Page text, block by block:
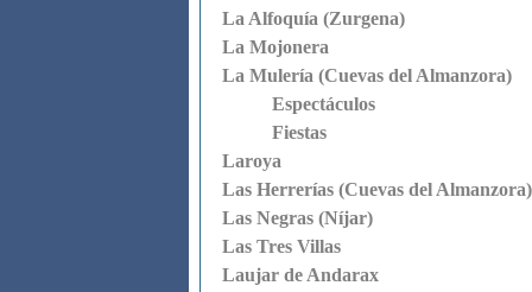
La Alfoquía (Zurgena)
La Mojonera
La Mulería (Cuevas del Almanzora)
Espectáculos
Fiestas
Laroya
Las Herrerías (Cuevas del Almanzora)
Las Negras (Níjar)
Las Tres Villas
Laujar de Andarax